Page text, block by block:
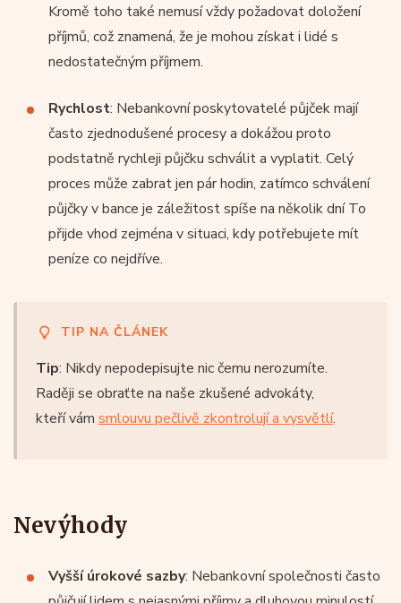
Kromě toho také nemusí vždy požadovat doložení
příjmů, což znamená, že je mohou získat i lidé s
nedostatečným příjmem.
Rychlost: Nebankovní poskytovatelé půjček mají
často zjednodušené procesy a dokážou proto
podstatně rychleji půjčku schválit a vyplatit. Celý
proces může zabrat jen pár hodin, zatímco schválení
půjčky v bance je záležitost spíše na několik dní To
přijde vhod zejména v situaci, kdy potřebujete mít
peníze co nejdříve.
TIP NA ČLÁNEK
Tip: Nikdy nepodepisujte nic čemu nerozumíte.
Raději se obraťte na naše zkušené advokáty,
kteří vám smlouvu pečlivě zkontrolují a vysvětlí.
Nevýhody
Vyšší úrokové sazby: Nebankovní společnosti často